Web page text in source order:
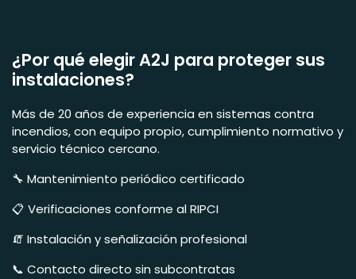
¿Por qué elegir A2J para proteger sus
instalaciones?
Más de 20 años de experiencia en sistemas contra
incendios, con equipo propio, cumplimiento normativo y
servicio técnico cercano.
🔧 Mantenimiento periódico certificado
📋 Verificaciones conforme al RIPCI
🧯 Instalación y señalización profesional
📞 Contacto directo sin subcontratas